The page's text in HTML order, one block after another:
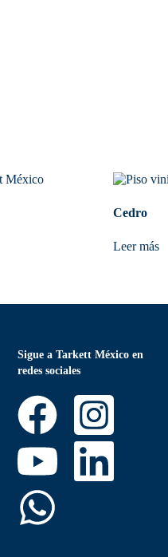
Cedro
Leer más
Sigue a Tarkett México en
redes sociales